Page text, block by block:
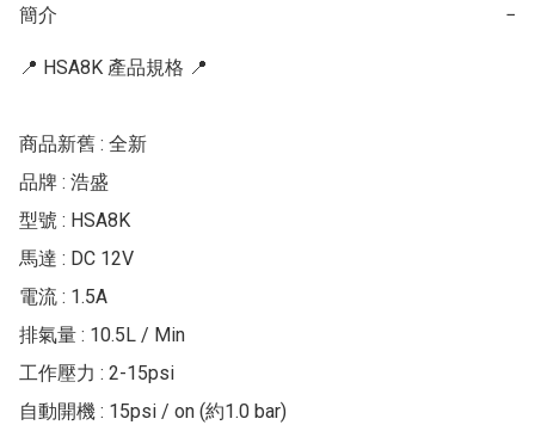
簡介 −
📍 HSA8K 產品規格 📍
商品新舊 : 全新
品牌 : 浩盛
型號 : HSA8K
馬達 : DC 12V
電流 : 1.5A
排氣量 : 10.5L / Min
工作壓力 : 2-15psi
自動開機 : 15psi / on (約1.0 bar)